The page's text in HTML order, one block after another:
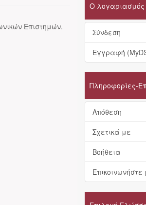
Επιστημών.
Ο λογαριασμός
Σύνδεση
Εγγραφή
Πληροφορίες-
Απόθεση
Σχετικά με
Βοήθεια